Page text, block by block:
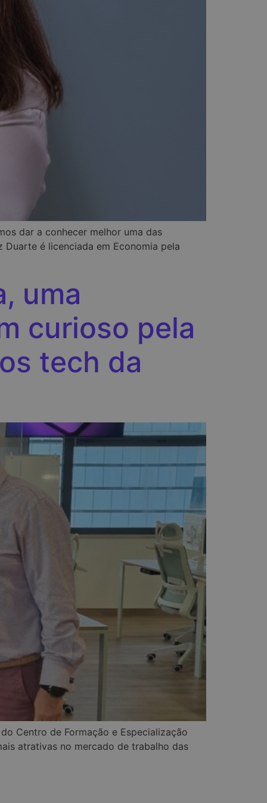
dar a conhecer melhor uma das
é licenciada em Economia pela
uma
curioso pela
tech da
Centro de Formação e Especialização
atrativas no mercado de trabalho das